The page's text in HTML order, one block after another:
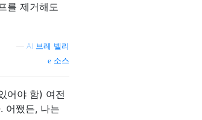
를 제거해도
— AI 브레 벨리
소스
어야 함) 여전
어쨌든, 나는